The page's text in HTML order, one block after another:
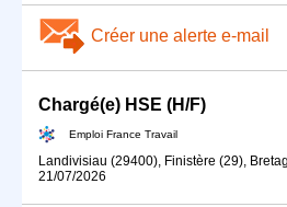
Créer une alerte e-mail
Chargé(e) HSE (H/F)
Emploi France Travail
Landivisiau (29400), Finistère (29),
21/07/2026